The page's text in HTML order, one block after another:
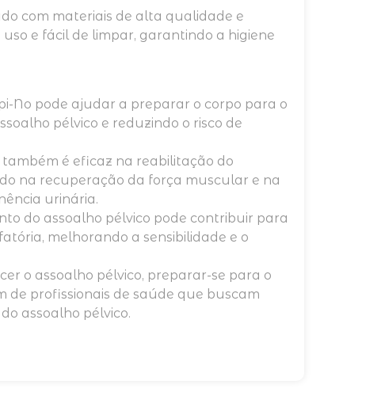
com materiais de alta qualidade e
e fácil de limpar, garantindo a higiene
No pode ajudar a preparar o corpo para o
pélvico e reduzindo o risco de
também é eficaz na reabilitação do
na recuperação da força muscular e na
urinária.
do assoalho pélvico pode contribuir para
melhorando a sensibilidade e o
o assoalho pélvico, preparar-se para o
de profissionais de saúde que buscam
assoalho pélvico.